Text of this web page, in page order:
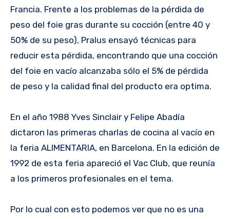
Francia. Frente a los problemas de la pérdida de
peso del foie gras durante su cocción (entre 40 y
50% de su peso), Pralus ensayó técnicas para
reducir esta pérdida, encontrando que una cocción
del foie en vacío alcanzaba sólo el 5% de pérdida
de peso y la calidad final del producto era optima.
En el año 1988 Yves Sinclair y Felipe Abadía
dictaron las primeras charlas de cocina al vacío en
la feria ALIMENTARIA, en Barcelona. En la edición de
1992 de esta feria apareció el Vac Club, que reunía
a los primeros profesionales en el tema.
Por lo cual con esto podemos ver que no es una